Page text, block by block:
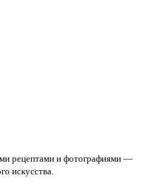
рецептами и фотографиями —
искусства.